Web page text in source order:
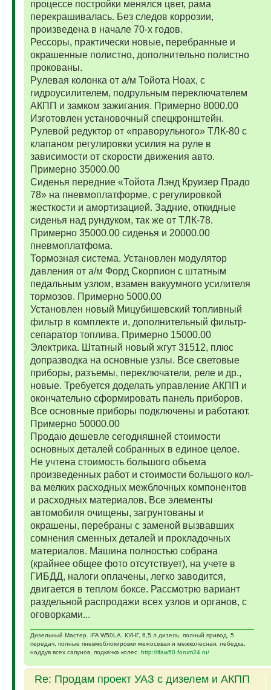
процессе постройки менялся цвет, рама
перекрашивалась. Без следов коррозии,
произведена в начале 70-х годов.
Рессоры, практически новые, перебранные и
окрашенные полистно, дополнительно полистно
прокованы.
Рулевая колонка от а/м Тойота Ноах, с
гидроусилителем, подрульным переключателем
АКПП и замком зажигания. Примерно 8000.00
Изготовлен установочный спецкронштейн.
Рулевой редуктор от «праворульного» ТЛК-80 с
клапаном регулировки усилия на руле в
зависимости от скорости движения авто.
Примерно 35000.00
Сиденья передние «Тойота Лэнд Круизер Прадо
78» на пневмоплатформе, с регулировкой
жесткости и амортизацией. Задние, откидные
сиденья над рундуком, так же от ТЛК-78.
Примерно 35000.00 сиденья и 20000.00
пневмоплатфома.
Тормозная система. Установлен модулятор
давления от а/м Форд Скорпион с штатным
педальным узлом, взамен вакуумного усилителя
тормозов. Примерно 5000.00
Установлен новый Мицубишевский топливный
фильтр в комплекте и, дополнительный фильтр-
сепаратор топлива. Примерно 15000.00
Электрика. Штатный новый жгут 31512, плюс
допразводка на основные узлы. Все световые
приборы, разъемы, переключатели, реле и др.,
новые. Требуется доделать управление АКПП и
окончательно сформировать панель приборов.
Все основные приборы подключены и работают.
Примерно 50000.00
Продаю дешевле сегодняшней стоимости
основных деталей собранных в единое целое.
Не учтена стоимость большого объема
произведенных работ и стоимости большого кол-
ва мелких расходных межблочных компонентов
и расходных материалов. Все элементы
автомобиля очищены, загрунтованы и
окрашены, перебраны с заменой вызвавших
сомнения сменных деталей и прокладочных
материалов. Машина полностью собрана
(крайнее общее фото отсутствует), на учете в
ГИБДД, налоги оплачены, легко заводится,
двигается в теплом боксе. Рассмотрю вариант
раздельной распродажи всех узлов и органов, с
оговорками...
Дизельный Мастер. IFA W50LA, КУНГ, 6,5 л дизель, полный привод, 5
передач, полные пневмоблокировки межосевая и межколесная, лебедка,
наддув всех сапунов, подкачка колес. http://ifaw50.forum24.ru/
Re: Продам проект УАЗ с дизелем и АКПП